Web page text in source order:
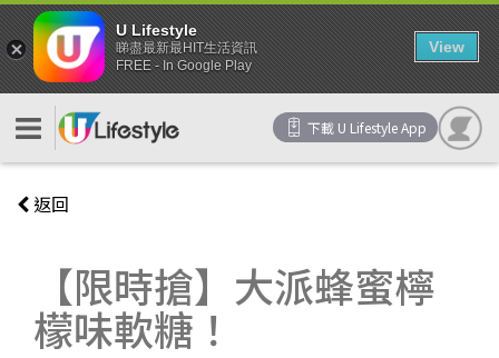
下載 U Lifestyle App
返回
【限時搶】大派蜂蜜檸
檬味軟糖！
U Lifestyle
睇盡最新最HIT生活資訊
FREE - In Google Play
View